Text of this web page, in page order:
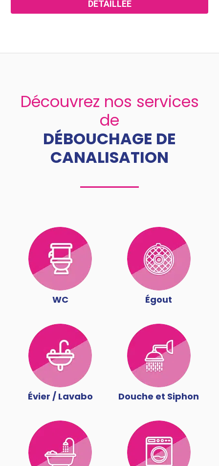
DÉTAILLÉE
Découvrez nos services
de
DÉBOUCHAGE DE
CANALISATION
WC Égout
Évier / Lavabo Douche et Siphon